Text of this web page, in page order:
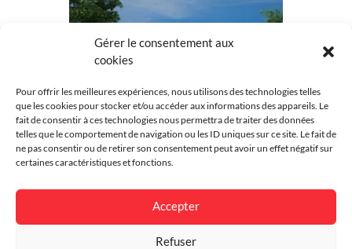
Gérer le consentement aux
cookies
Pour offrir les meilleures expériences, nous utilisons des technologies telles
que les cookies pour stocker et/ou accéder aux informations des appareils. Le
fait de consentir à ces technologies nous permettra de traiter des données
telles que le comportement de navigation ou les ID uniques sur ce site. Le fait de
ne pas consentir ou de retirer son consentement peut avoir un effet négatif sur
certaines caractéristiques et fonctions.
Accepter
Refuser
Style Traditionnel
Environnement Résidentiel
Finition
Portail Klouar